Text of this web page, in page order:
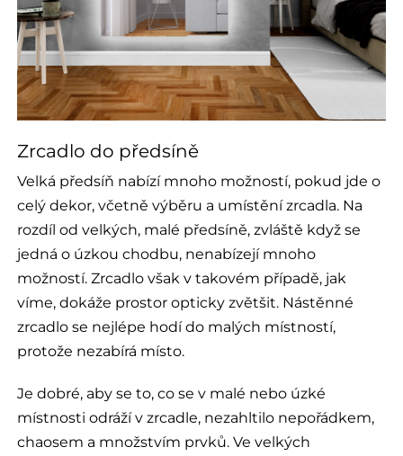
Zrcadlo do předsíně
Velká předsíň nabízí mnoho možností, pokud jde o
celý dekor, včetně výběru a umístění zrcadla. Na
rozdíl od velkých, malé předsíně, zvláště když se
jedná o úzkou chodbu, nenabízejí mnoho
možností. Zrcadlo však v takovém případě, jak
víme, dokáže prostor opticky zvětšit. Nástěnné
zrcadlo se nejlépe hodí do malých místností,
protože nezabírá místo.
Je dobré, aby se to, co se v malé nebo úzké
místnosti odráží v zrcadle, nezahltilo nepořádkem,
chaosem a množstvím prvků. Ve velkých